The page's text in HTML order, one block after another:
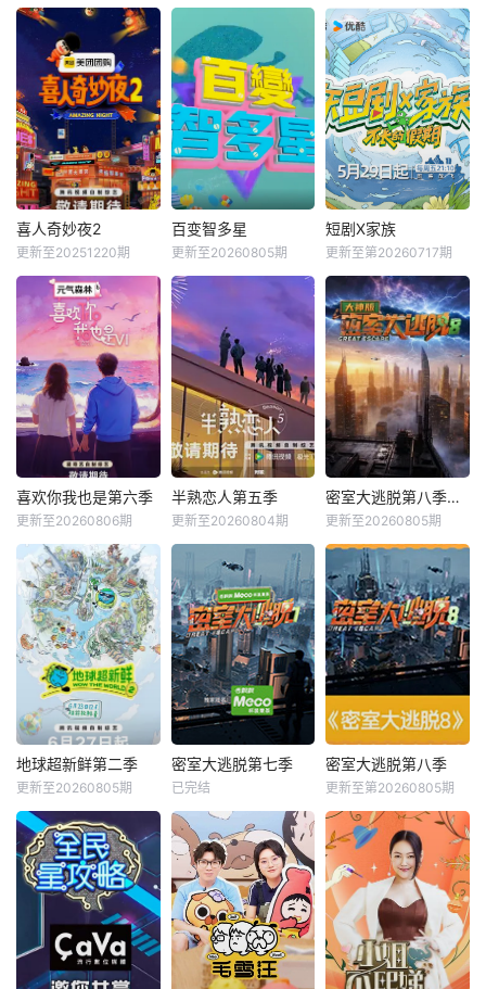
喜人奇妙夜2
更新至20251220期
百变智多星
更新至20260805期
短剧X家族
更新至第20260717期
喜欢你我也是第六季
更新至20260806期
半熟恋人第五季
更新至20260804期
密室大逃脱第八季大神版
更新至20260805期
地球超新鲜第二季
更新至20260805期
密室大逃脱第七季
已完结
密室大逃脱第八季
更新至第20260805期